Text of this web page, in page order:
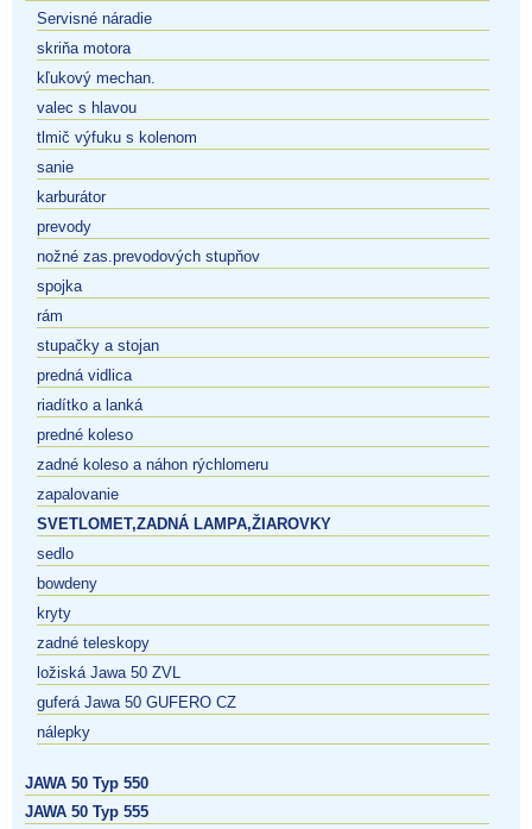
Servisné náradie
skriňa motora
kľukový mechan.
valec s hlavou
tlmič výfuku s kolenom
sanie
karburátor
prevody
nožné zas.prevodových stupňov
spojka
rám
stupačky a stojan
predná vidlica
riadítko a lanká
predné koleso
zadné koleso a náhon rýchlomeru
zapalovanie
SVETLOMET,ZADNÁ LAMPA,ŽIAROVKY
sedlo
bowdeny
kryty
zadné teleskopy
ložiská Jawa 50 ZVL
guferá Jawa 50 GUFERO CZ
nálepky
JAWA 50 Typ 550
JAWA 50 Typ 555